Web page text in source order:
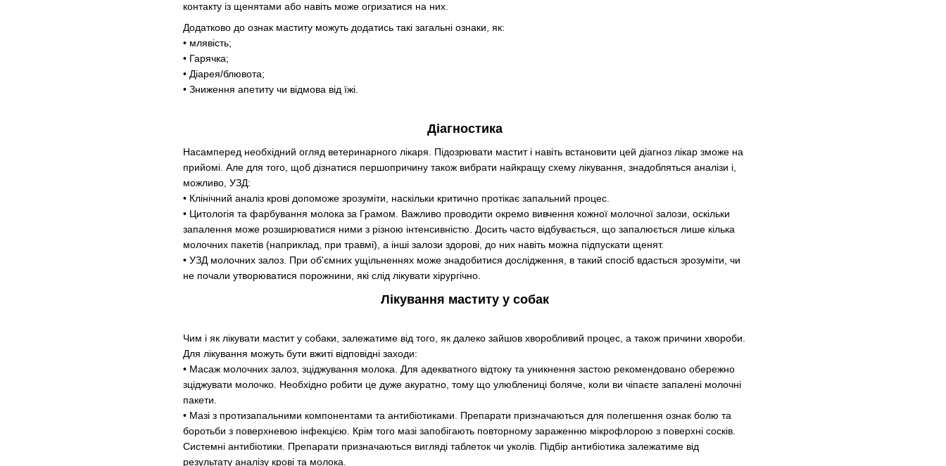
контакту із щенятами або навіть може огризатися на них.
Додатково до ознак маститу можуть додатись такі загальні ознаки, як:
• млявість;
• Гарячка;
• Діарея/блювота;
• Зниження апетиту чи відмова від їжі.
Діагностика
Насамперед необхідний огляд ветеринарного лікаря. Підозрювати мастит і навіть встановити цей діагноз лікар зможе на
прийомі. Але для того, щоб дізнатися першопричину також вибрати найкращу схему лікування, знадобляться аналізи і,
можливо, УЗД:
• Клінічний аналіз крові допоможе зрозуміти, наскільки критично протікає запальний процес.
• Цитологія та фарбування молока за Грамом. Важливо проводити окремо вивчення кожної молочної залози, оскільки
запалення може розширюватися ними з різною інтенсивністю. Досить часто відбувається, що запалюється лише кілька
молочних пакетів (наприклад, при травмі), а інші залози здорові, до них навіть можна підпускати щенят.
• УЗД молочних залоз. При об'ємних ущільненнях може знадобитися дослідження, в такий спосіб вдасться зрозуміти, чи
не почали утворюватися порожнини, які слід лікувати хірургічно.
Лікування маститу у собак
Чим і як лікувати мастит у собаки, залежатиме від того, як далеко зайшов хворобливий процес, а також причини хвороби.
Для лікування можуть бути вжиті відповідні заходи:
• Масаж молочних залоз, зціджування молока. Для адекватного відтоку та уникнення застою рекомендовано обережно
зціджувати молочко. Необхідно робити це дуже акуратно, тому що улюблениці боляче, коли ви чіпаєте запалені молочні
пакети.
• Мазі з протизапальними компонентами та антибіотиками. Препарати призначаються для полегшення ознак болю та
боротьби з поверхневою інфекцією. Крім того мазі запобігають повторному зараженню мікрофлорою з поверхні сосків.
Системні антибіотики. Препарати призначаються вигляді таблеток чи уколів. Підбір антибіотика залежатиме від
результату аналізу крові та молока.